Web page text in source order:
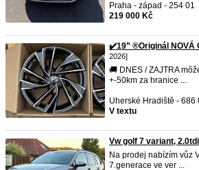
Praha - západ - 254 01
219 000 Kč
✔️19” ®Originál NOVÁ
2026]
🚚 DNES / ZAJTRA
+-50km za hranice ...
Uherské Hradiště - 686
V textu
Vw golf 7 variant,
Na prodej nabízím vůz
7.generace ve ver ...